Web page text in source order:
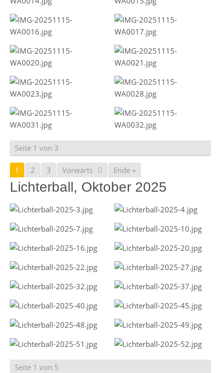
Seite 1 von 3
1 2 3 Vorwärts Ende »
Lichterball, Oktober 2025
Seite 1 von 5